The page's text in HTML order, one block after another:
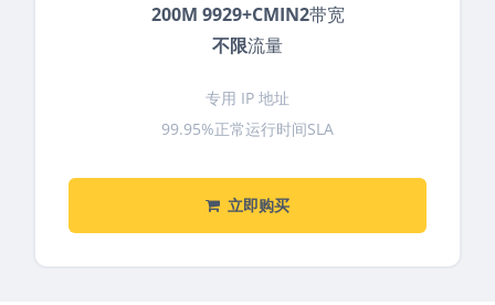
200M 9929+CMIN2带宽
不限流量
专用 IP 地址
99.95%正常运行时间SLA
立即购买